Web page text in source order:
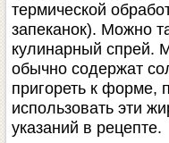
термической
запеканок). Можно
кулинарный спрей.
обычно содержат
пригореть к форме,
использовать эти
указаний в рецепте.